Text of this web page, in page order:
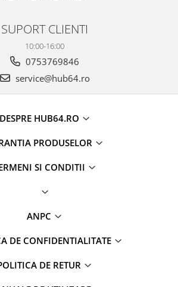
SUPORT CLIENTI
10:00-16:00
0753769846
service@hub64.ro
DESPRE HUB64.RO
PRODUSELOR
SI CONDITII
ANPC
DE CONFIDENTIALITATE
DE RETUR